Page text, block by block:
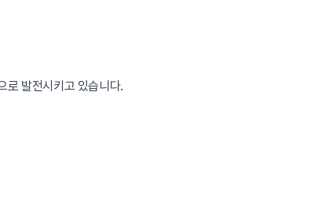
로 발전시키고 있습니다.